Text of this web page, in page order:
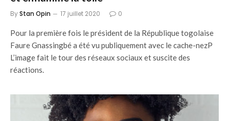
ByStan Opin 17 juillet 2020 0
Pour la première fois le président de la République togolaise
Faure Gnassingbé a été vu publiquement avec le cache-nezP
L’image fait le tour des réseaux sociaux et suscite des
réactions.